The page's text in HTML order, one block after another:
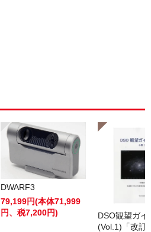
DWARF3
79,199円(本体71,999
円、税7,200円)
DSO観望ガ
(Vol.1)「改訂